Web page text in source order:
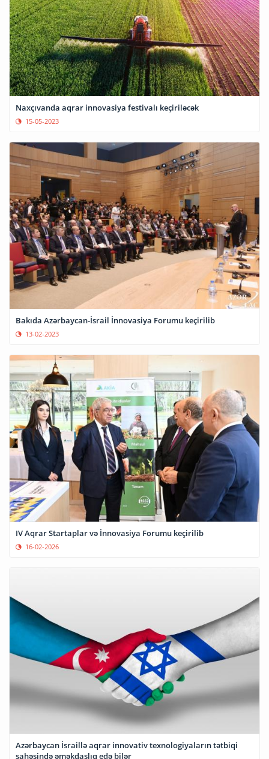
Naxçıvanda aqrar innovasiya festivalı keçiriləcək
15-05-2023
Bakıda Azərbaycan-İsrail İnnovasiya Forumu keçirilib
13-02-2023
IV Aqrar Startaplar və İnnovasiya Forumu keçirilib
16-02-2026
Azərbaycan İsraillə aqrar innovativ texnologiyaların tətbiqi
sahəsində əməkdaşlıq edə bilər